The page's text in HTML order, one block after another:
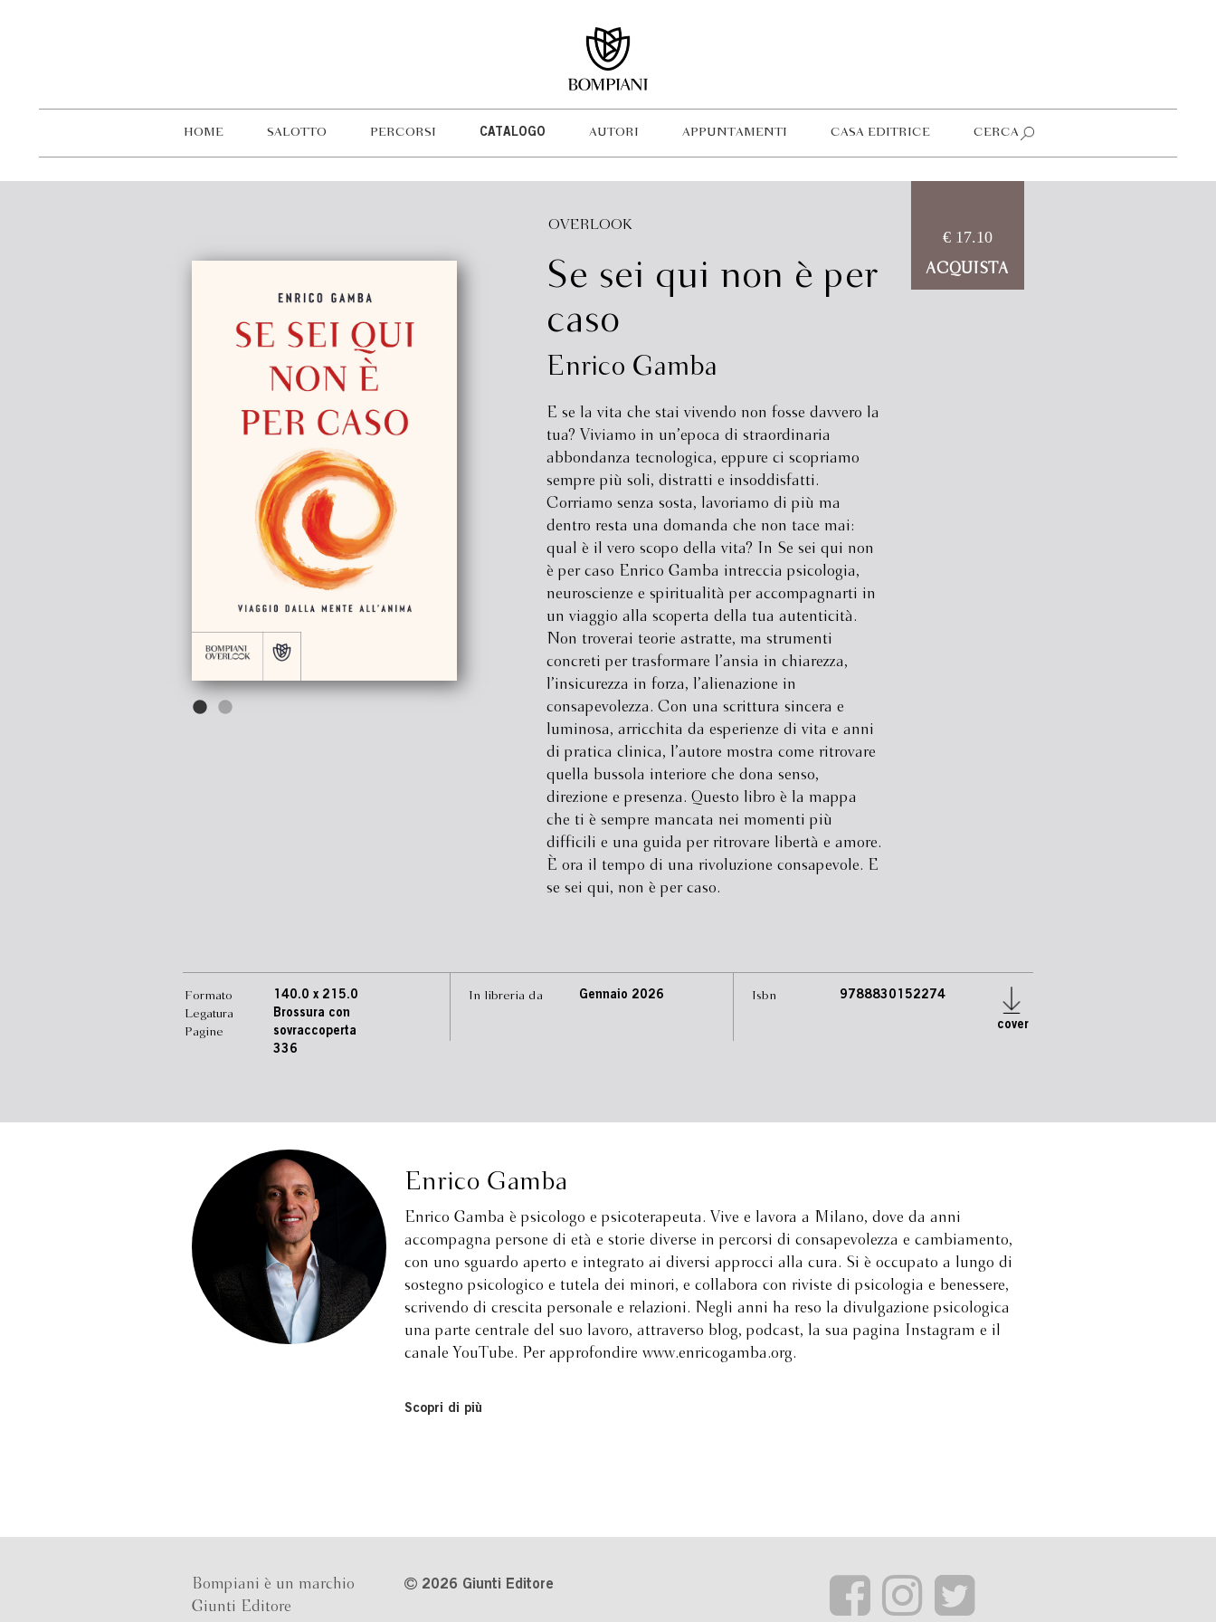
HOME SALOTTO PERCORSI CATALOGO AUTORI APPUNTAMENTI CASA EDITRICE CERCA
OVERLOOK
Se sei qui non è per
caso
Enrico Gamba
E se la vita che stai vivendo non fosse davvero la
tua? Viviamo in un’epoca di straordinaria
abbondanza tecnologica, eppure ci scopriamo
sempre più soli, distratti e insoddisfatti.
Corriamo senza sosta, lavoriamo di più ma
dentro resta una domanda che non tace mai:
qual è il vero scopo della vita? In Se sei qui non
è per caso Enrico Gamba intreccia psicologia,
neuroscienze e spiritualità per accompagnarti in
un viaggio alla scoperta della tua autenticità.
Non troverai teorie astratte, ma strumenti
concreti per trasformare l’ansia in chiarezza,
l’insicurezza in forza, l’alienazione in
consapevolezza. Con una scrittura sincera e
luminosa, arricchita da esperienze di vita e anni
di pratica clinica, l’autore mostra come ritrovare
quella bussola interiore che dona senso,
direzione e presenza. Questo libro è la mappa
che ti è sempre mancata nei momenti più
difficili e una guida per ritrovare libertà e amore.
È ora il tempo di una rivoluzione consapevole. E
se sei qui, non è per caso.
€ 17.10
ACQUISTA
Formato
Legatura
Pagine
140.0 x 215.0
Brossura con
sovraccoperta
336
In libreria da Gennaio 2026 Isbn 9788830152274
cover
Enrico Gamba
Enrico Gamba è psicologo e psicoterapeuta. Vive e lavora a Milano, dove da anni
accompagna persone di età e storie diverse in percorsi di consapevolezza e cambiamento,
con uno sguardo aperto e integrato ai diversi approcci alla cura. Si è occupato a lungo di
sostegno psicologico e tutela dei minori, e collabora con riviste di psicologia e benessere,
scrivendo di crescita personale e relazioni. Negli anni ha reso la divulgazione psicologica
una parte centrale del suo lavoro, attraverso blog, podcast, la sua pagina Instagram e il
canale YouTube. Per approfondire www.enricogamba.org.
Scopri di più
Bompiani è un marchio
Giunti Editore
2026 Giunti Editore